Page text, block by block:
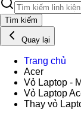
Tìm kiếm
Quay lại
Trang chủ
Acer
Vỏ Laptop -
Vỏ Laptop
Thay vỏ